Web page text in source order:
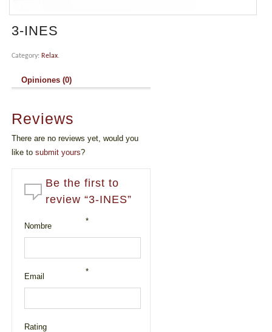
3-INES
Category: Relax.
Opiniones (0)
Reviews
There are no reviews yet, would you
like to submit yours?
Be the first to
review “3-INES”
Nombre
*
Email
*
Rating